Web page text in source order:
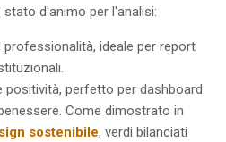
d'animo per l'analisi:
professionalità, ideale per report
positività, perfetto per dashboard
Come dimostrato in
sostenibile, verdi bilanciati